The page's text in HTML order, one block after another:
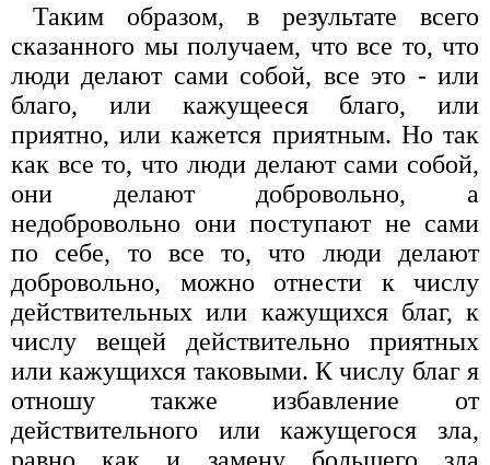
Таким образом, в результате всего
сказанного мы получаем, что все то, что
люди делают сами собой, все это - или
благо, или кажущееся благо, или
приятно, или кажется приятным. Но так
как все то, что люди делают сами собой,
они делают добровольно, а
недобровольно они поступают не сами
по себе, то все то, что люди делают
добровольно, можно отнести к числу
действительных или кажущихся благ, к
числу вещей действительно приятных
или кажущихся таковыми. К числу благ я
отношу также избавление от
действительного или кажущегося зла,